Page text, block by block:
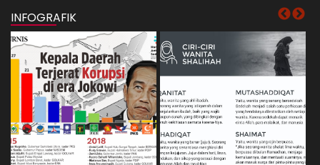
INFOGRAFIK